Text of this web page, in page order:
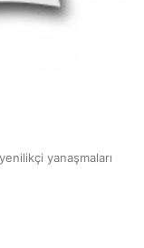
yanaşmaları